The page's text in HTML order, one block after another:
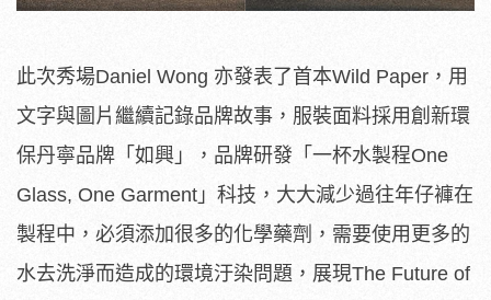
此次秀場Daniel Wong 亦發表了首本Wild Paper，用
文字與圖片繼續記錄品牌故事，服裝面料採用創新環
保丹寧品牌「如興」，品牌研發「一杯水製程One
Glass, One Garment」科技，大大減少過往年仔褲在
製程中，必須添加很多的化學藥劑，需要使用更多的
水去洗淨而造成的環境汙染問題，展現The Future of